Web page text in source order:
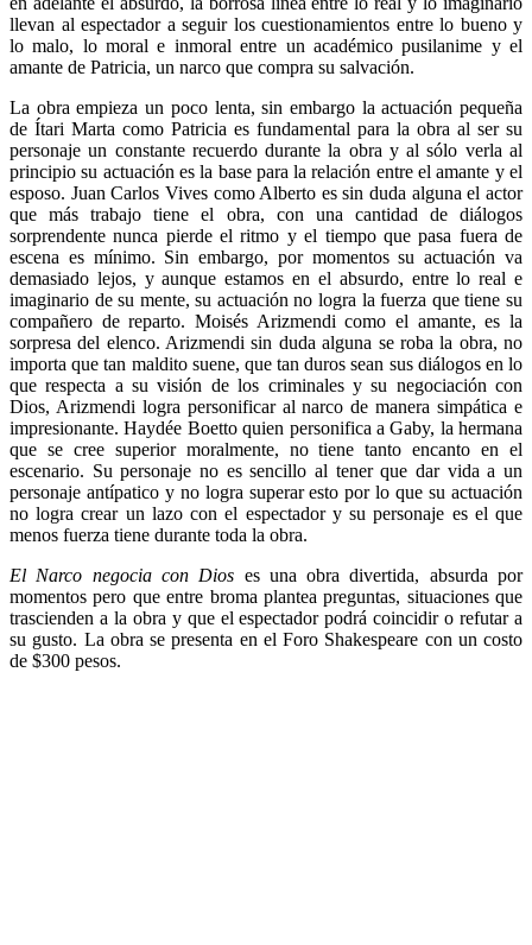
llevan al espectador a seguir los cuestionamientos entre lo bueno y
lo malo, lo moral e inmoral entre un académico pusilanime y el
amante de Patricia, un narco que compra su salvación.
La obra empieza un poco lenta, sin embargo la actuación pequeña
de Ítari Marta como Patricia es fundamental para la obra al ser su
personaje un constante recuerdo durante la obra y al sólo verla al
principio su actuación es la base para la relación entre el amante y el
esposo. Juan Carlos Vives como Alberto es sin duda alguna el actor
que más trabajo tiene el obra, con una cantidad de diálogos
sorprendente nunca pierde el ritmo y el tiempo que pasa fuera de
escena es mínimo. Sin embargo, por momentos su actuación va
demasiado lejos, y aunque estamos en el absurdo, entre lo real e
imaginario de su mente, su actuación no logra la fuerza que tiene su
compañero de reparto. Moisés Arizmendi como el amante, es la
sorpresa del elenco. Arizmendi sin duda alguna se roba la obra, no
importa que tan maldito suene, que tan duros sean sus diálogos en lo
que respecta a su visión de los criminales y su negociación con
Dios, Arizmendi logra personificar al narco de manera simpática e
impresionante. Haydée Boetto quien personifica a Gaby, la hermana
que se cree superior moralmente, no tiene tanto encanto en el
escenario. Su personaje no es sencillo al tener que dar vida a un
personaje antípatico y no logra superar esto por lo que su actuación
no logra crear un lazo con el espectador y su personaje es el que
menos fuerza tiene durante toda la obra.
El Narco negocia con Dios es una obra divertida, absurda por
momentos pero que entre broma plantea preguntas, situaciones que
trascienden a la obra y que el espectador podrá coincidir o refutar a
su gusto. La obra se presenta en el Foro Shakespeare con un costo
de $300 pesos.